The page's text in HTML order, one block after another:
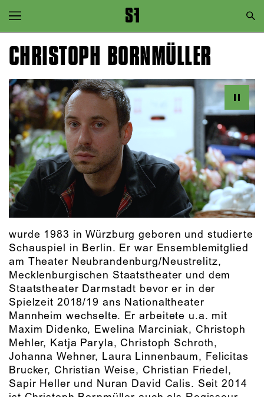
Zur Hauptnavigation springen
Zum Hauptinhalt springen
CHRISTOPH BORNMÜLLER
wurde 1983 in Würzburg geboren und studierte
Schauspiel in Berlin. Er war Ensemblemitglied
am Theater Neubrandenburg/Neustrelitz,
Mecklenburgischen Staatstheater und dem
Staatstheater Darmstadt bevor er in der
Spielzeit 2018/19 ans Nationaltheater
Mannheim wechselte. Er arbeitete u.a. mit
Maxim Didenko, Ewelina Marciniak, Christoph
Mehler, Katja Paryla, Christoph Schroth,
Johanna Wehner, Laura Linnenbaum, Felicitas
Brucker, Christian Weise, Christian Friedel,
Sapir Heller und Nuran David Calis. Seit 2014